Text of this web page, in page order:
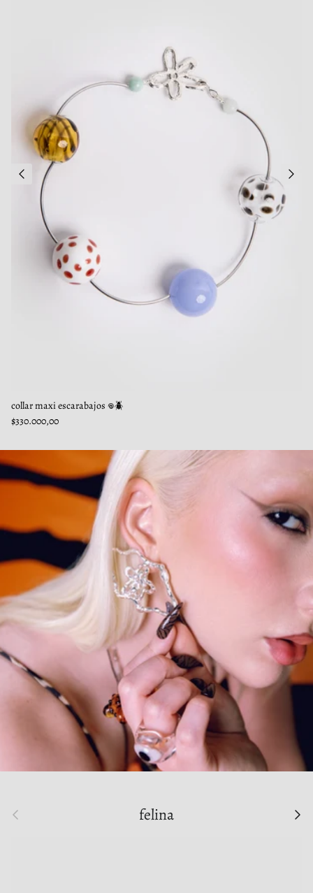
collar maxi escarabajos 𖦹🪲
$330.000,00
Anterior felina